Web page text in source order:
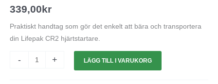
339,00kr
Praktiskt handtag som gör det enkelt att bära och transportera
din Lifepak CR2 hjärtstartare.
- + LÄGG TILL I VARUKORG